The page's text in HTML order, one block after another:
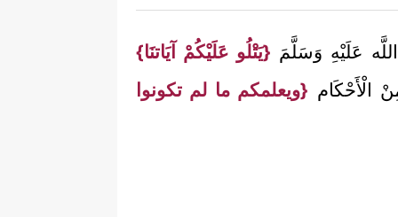
عَلَيْهِ وَسَلَّمَ {يَتْلُو عَلَيْكُمْ آيَاتنَا}
الْأَحْكَام {ويعلمكم ما لم تكونوا